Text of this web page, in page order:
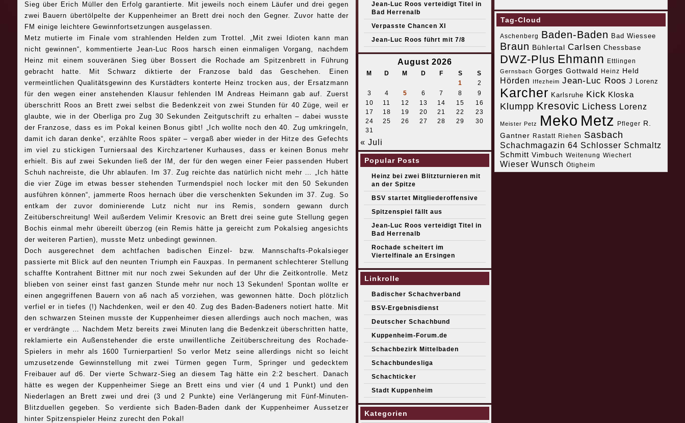
Sieg über Erich Müller den Erfolg garantierte. Mit jeweils noch einem Läufer und drei gegen
zwei Bauern übertölpelte der Kuppenheimer an Brett drei noch den Gegner. Zuvor hatte der
FM einige leichtere Gewinnfortsetzungen ausgelassen.
Metz mutierte im Finale vom strahlenden Helden zum Trottel. „Mit zwei Idioten kann man
nicht gewinnen“, kommentierte Jean-Luc Roos harsch einen einmaligen Vorgang, nachdem
Heinz mit einem souveränen Sieg über Bossert die Rochade am Spitzenbrett in Führung
gebracht hatte. Mit Schwarz diktierte der Franzose bald das Geschehen. Einen
vermeintlichen Qualitätsgewinn des Kurstädters konterte Heinz trocken aus, der Ersatzmann
für den wegen einer anstehenden Klausur fehlenden IM Andreas Heimann gab auf. Zuerst
überschritt Roos an Brett zwei selbst die Bedenkzeit von zwei Stunden für 40 Züge, weil er
glaubte, wie in der Oberliga pro Zug 30 Sekunden Zeitgutschrift zu erhalten – dabei wusste
der Franzose, dass es im Pokal keinen Bonus gibt! „Ich wollte noch den 40. Zug umkringeln,
damit ich daran denke“, erzählte Roos später – vergaß aber wieder in der Hitze des Gefechts
im viel zu stickigen Turniersaal des Kirchzartener Kurhauses, dass er keinen Bonus mehr
erhielt. Bis auf zwei Sekunden ließ der IM, der für den wegen einer Feier passenden Hubert
Schuh nachreiste, die Uhr ablaufen. Im 37. Zug reichte das natürlich nicht mehr … „Ich hätte
die vier Züge im etwas besser stehenden Turmendspiel noch locker mit den 50 Sekunden
ausführen können“, jammerte Roos hernach über die verschenkten Sekunden im 37. Zug. So
entkam der zuvor dominierende Lutz nicht nur ins Remis, sondern gewann durch
Zeitüberschreitung! Weil außerdem Velimir Kresovic an Brett drei seine gute Stellung gegen
Bochis einmal mehr übereilt überzog (ein Remis hätte ja gereicht zum Pokalsieg angesichts
der weiteren Partien), musste Metz unbedingt gewinnen.
Doch ausgerechnet dem achtfachen badischen Einzel- bzw. Mannschafts-Pokalsieger
passierte mit Blick auf den neunten Triumph ein Fauxpas. In permanent schlechterer Stellung
schaffte Kontrahent Bittner mit nur noch zwei Sekunden auf der Uhr die Zeitkontrolle. Metz
blieben von seiner einst fast ganzen Stunde mehr nur noch 13 Sekunden! Spontan wollte er
einen angegriffenen Bauern von a6 nach a5 vorziehen, was gewonnen hätte. Doch plötzlich
verfiel er in tiefes (!) Nachdenken, weil er den 40. Zug des Baden-Badeners notiert hatte. Mit
den schwarzen Steinen musste der Kuppenheimer diesen allerdings auch noch machen, was
er verdrängte … Nachdem Metz bereits zwei Minuten lang die Bedenkzeit überschritten hatte,
reklamierte ein Außenstehender die erste unwillentliche Zeitüberschreitung des Rochade-
Spielers in mehr als 1600 Turnierpartien! So verlor Metz seine allerdings nicht so leicht
umzusetzende Gewinnstellung mit zwei Türmen gegen Turm, Springer und gedecktem
Freibauer auf d6. Der vierte Schwarz-Sieg an diesem Tag hätte ein 2:2 beschert. Danach
hätte es wegen der Kuppenheimer Siege an Brett eins und vier (4 und 1 Punkt) und den
Niederlagen an Brett zwei und drei (3 und 2 Punkte) eine Verlängerung mit Fünf-Minuten-
Blitzduellen gegeben. So verdiente sich Baden-Baden dank der Kuppenheimer Aussetzer
hinter Spitzenspieler Heinz zurecht den Pokal!
Jean-Luc Roos verteidigt Titel in
Bad Herrenalb
Verpasste Chancen XI
Jean-Luc Roos führt mit 7/8
August 2026
M D M D F S
S
1
2
3
4 5 6 7 8
9
10
11 12 13 14 15
16
17
18 19 20 21 22
23
24
25 26 27 28 29
30
31
« Juli
Popular Posts
Heinz bei zwei Blitzturnieren mit
an der Spitze
BSV startet Mitgliederoffensive
Spitzenspiel fällt aus
Jean-Luc Roos verteidigt Titel in
Bad Herrenalb
Rochade scheitert im
Viertelfinale an Ersingen
Linkrolle
Badischer Schachverband
BSV-Ergebnisdienst
Deutscher Schachbund
Kuppenheim-Forum.de
Schachbezirk Mittelbaden
Schachbundesliga
Schachticker
Stadt Kuppenheim
Kategorien
Tag-Cloud
Aschenberg Baden-Baden Bad Wiessee
Braun Bühlertal Carlsen Chessbase
DWZ-Plus Ehmann Ettlingen
Gernsbach Gorges Gottwald Heinz Held
Hörden Iffezheim Jean-Luc Roos J Lorenz
Karcher Karlsruhe Kick Kloska
Klumpp Kresovic Lichess Lorenz
Meister Petz Meko Metz Pfleger R.
Gantner
Rastatt Riehen Sasbach
Schachmagazin 64 Schlosser Schmaltz
Schmitt Vimbuch Weitenung Wiechert
Wieser Wunsch Ötigheim